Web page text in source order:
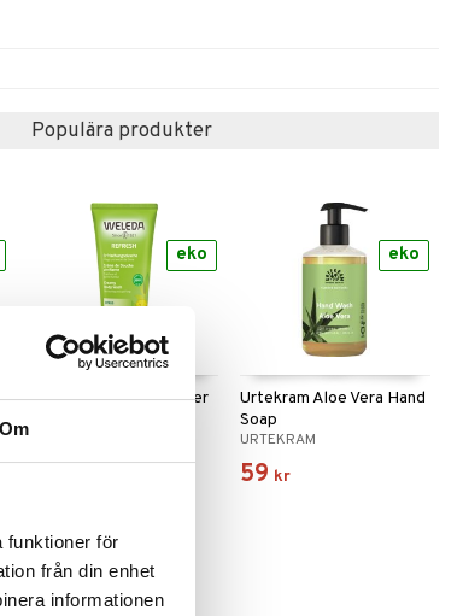
Om
funktioner för
från din enhet
informationen
Populära produkter
Weleda Refresh Shower
WELEDA
eko
Urtekram Aloe Vera Hand
Soap
URTEKRAM
59 kr
eko